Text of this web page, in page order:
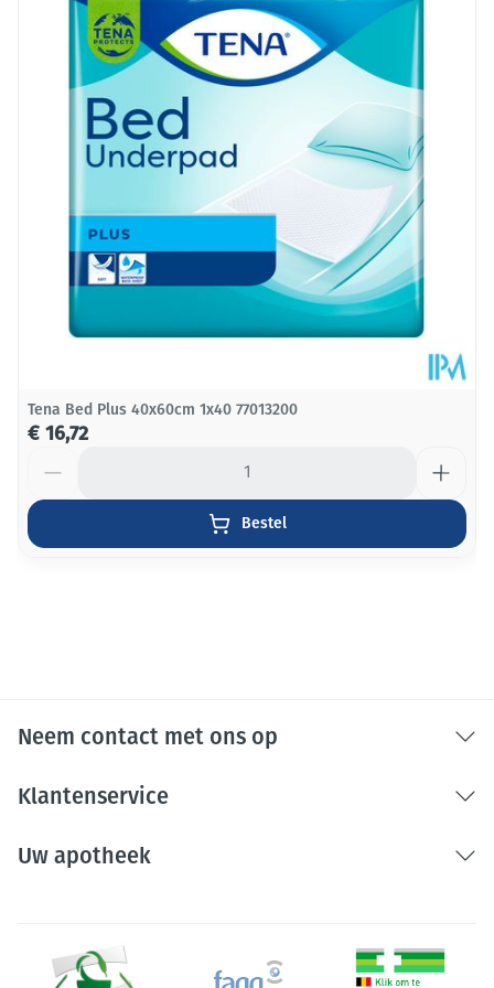
Diepte 80 mm
Hoeveelheid
Verpakking
Stuk
Kamertemperatuur (15°C - 25°C)
Tena Bed Plus 40x60cm 1x40 77013200
€ 16,72
Bestel
Neem contact met ons op
Klantenservice
Uw apotheek